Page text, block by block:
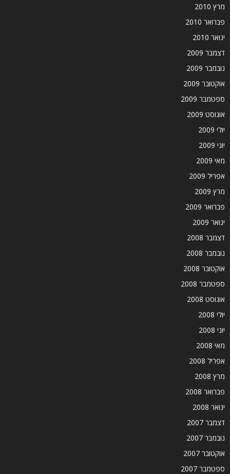
מרץ 2010
פברואר 2010
ינואר 2010
דצמבר 2009
נובמבר 2009
אוקטובר 2009
ספטמבר 2009
אוגוסט 2009
יולי 2009
יוני 2009
מאי 2009
אפריל 2009
מרץ 2009
פברואר 2009
ינואר 2009
דצמבר 2008
נובמבר 2008
אוקטובר 2008
ספטמבר 2008
אוגוסט 2008
יולי 2008
יוני 2008
מאי 2008
אפריל 2008
מרץ 2008
פברואר 2008
ינואר 2008
דצמבר 2007
נובמבר 2007
אוקטובר 2007
ספטמבר 2007